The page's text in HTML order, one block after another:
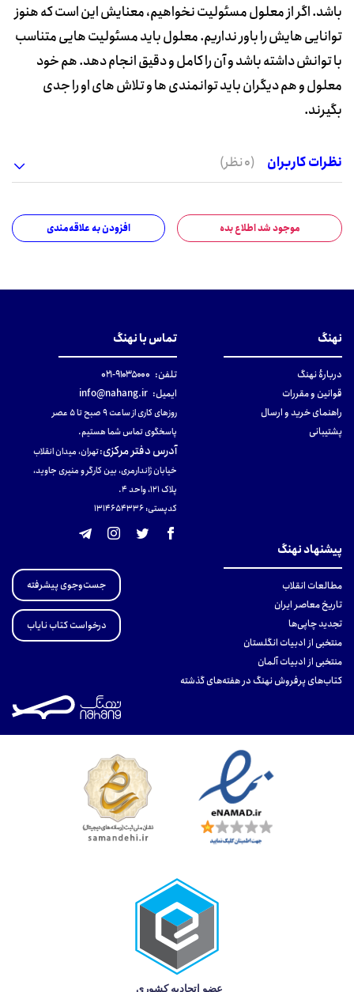
باشد. اگر از معلول مسئولیت نخواهیم، معنایش این است که هنوز
توانایی هایش را باور نداریم. معلول باید مسئولیت هایی متناسب
با توانش داشته باشد و آن را کامل و دقیق انجام دهد. هم خود
معلول و هم دیگران باید توانمندی ها و تلاش های او را جدی
بگیرند.
نظرات کاربران (0 نظر)
موجود شد اطلاع بده افزودن به علاقه‌مندی
نهنگ
دربارهٔ نهنگ
قوانین و مقررات
راهنمای خرید و ارسال
پشتیبانی
تماس با نهنگ
تلفن: ۹۱۰۳۵۰۰۰-۰۲۱
ایمیل: info@nahang.ir
روزهای کاری از ساعت ۹ صبح تا ۵ عصر
پاسخگوی تماس شما هستیم.
آدرس دفتر مرکزی:تهران، میدان انقلاب
خیابان ژاندارمری، بین کارگر و منیری جاوید،
پلاک 121، واحد ۴.
کدپستی: 131465433۶
پیشنهاد نهنگ
مطالعات انقلاب
تاریخ معاصر ایران
تجدید چاپی‌ها
منتخبی از ادبیات انگلستان
منتخبی از ادبیات آلمان
کتاب‌های پرفروش نهنگ در هفته‌های گذشته
جست‌وجوی پیشرفته
درخواست کتاب نایاب